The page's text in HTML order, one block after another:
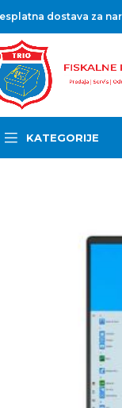
dostava za
KATEGORIJE